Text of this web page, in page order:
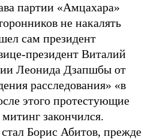
партии «Амцахара»
не накалять
сам президент
президент Виталий
Леонида Дзапшбы от
расследования» «в
этого протестующие
закончился.
Борис Абитов, прежде